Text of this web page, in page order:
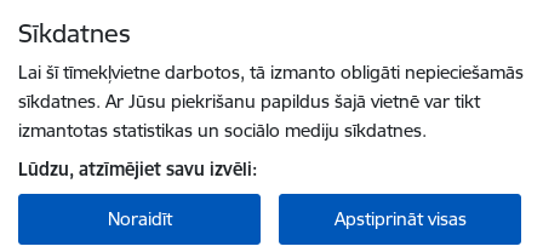
Sīkdatnes
Lai šī tīmekļvietne darbotos, tā izmanto obligāti nepieciešamās
sīkdatnes. Ar Jūsu piekrišanu papildus šajā vietnē var tikt
izmantotas statistikas un sociālo mediju sīkdatnes.
Lūdzu, atzīmējiet savu izvēli:
Noraidīt Apstiprināt visas